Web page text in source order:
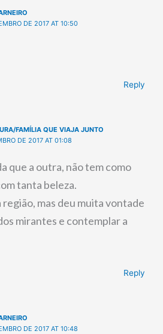
DE 2017 AT 10:50
Reply
FAMÍLIA QUE VIAJA JUNTO
DE 2017 AT 01:08
que a outra, não tem como
tanta beleza.
mas deu muita vontade
mirantes e contemplar a
Reply
DE 2017 AT 10:48